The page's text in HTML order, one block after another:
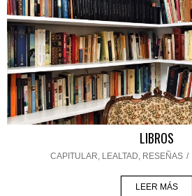
LIBROS
CAPITULAR, LEALTAD, RESEÑAS /
LEER MÁS